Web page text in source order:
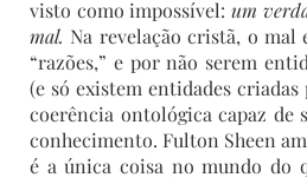
visto como impossível:um
mal. Na revelação cristã, o mal
“razões,” e por não serem
(e só existem entidades
coerência ontológica capaz de
conhecimento. Fulton Sheen
é a única coisa no mundo do